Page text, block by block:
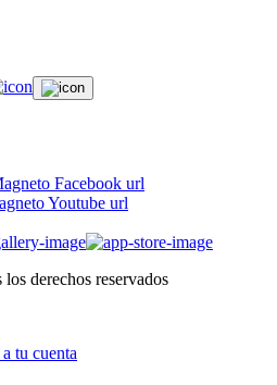
derechos reservados
tu cuenta